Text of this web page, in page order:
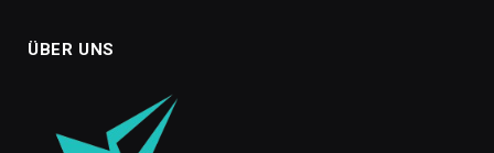
ÜBER UNS